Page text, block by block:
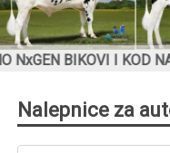
NxGEN BIKOVI I KOD
Nalepnice za